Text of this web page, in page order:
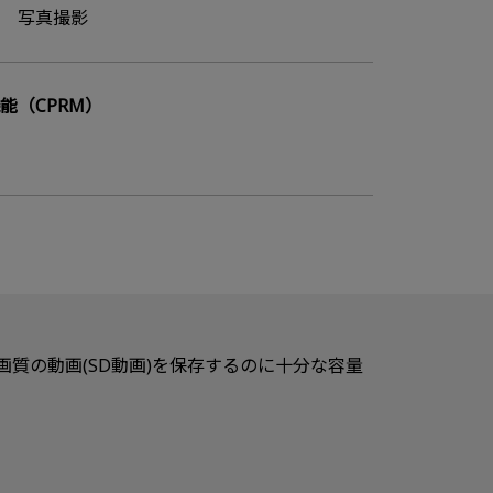
写真撮影
（CPRM）
質の動画(SD動画)を保存するのに十分な容量